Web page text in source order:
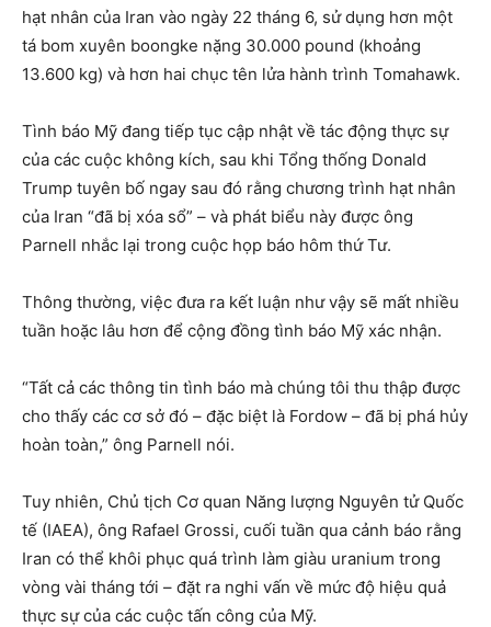
hạt nhân của Iran vào ngày 22 tháng 6, sử dụng hơn một
tá bom xuyên boongke nặng 30.000 pound (khoảng
13.600 kg) và hơn hai chục tên lửa hành trình Tomahawk.
Tình báo Mỹ đang tiếp tục cập nhật về tác động thực sự
của các cuộc không kích, sau khi Tổng thống Donald
Trump tuyên bố ngay sau đó rằng chương trình hạt nhân
của Iran “đã bị xóa sổ” – và phát biểu này được ông
Parnell nhắc lại trong cuộc họp báo hôm thứ Tư.
Thông thường, việc đưa ra kết luận như vậy sẽ mất nhiều
tuần hoặc lâu hơn để cộng đồng tình báo Mỹ xác nhận.
“Tất cả các thông tin tình báo mà chúng tôi thu thập được
cho thấy các cơ sở đó – đặc biệt là Fordow – đã bị phá hủy
hoàn toàn,” ông Parnell nói.
Tuy nhiên, Chủ tịch Cơ quan Năng lượng Nguyên tử Quốc
tế (IAEA), ông Rafael Grossi, cuối tuần qua cảnh báo rằng
Iran có thể khôi phục quá trình làm giàu uranium trong
vòng vài tháng tới – đặt ra nghi vấn về mức độ hiệu quả
thực sự của các cuộc tấn công của Mỹ.